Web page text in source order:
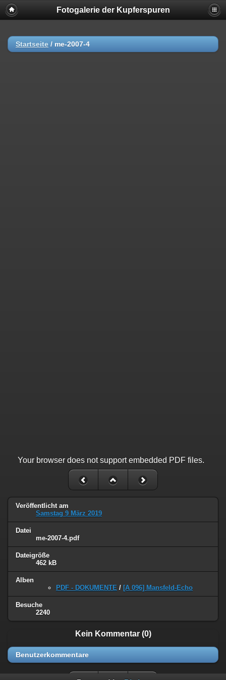
Fotogalerie der Kupferspuren
Startseite / me-2007-4
Your browser does not support embedded PDF files.
Veröffentlicht am
Samstag 9 März 2019
Datei
me-2007-4.pdf
Dateigröße
462 kB
Alben
PDF - DOKUMENTE / [A 096] Mansfeld-Echo
Besuche
2240
Kein Kommentar (0)
Benutzerkommentare